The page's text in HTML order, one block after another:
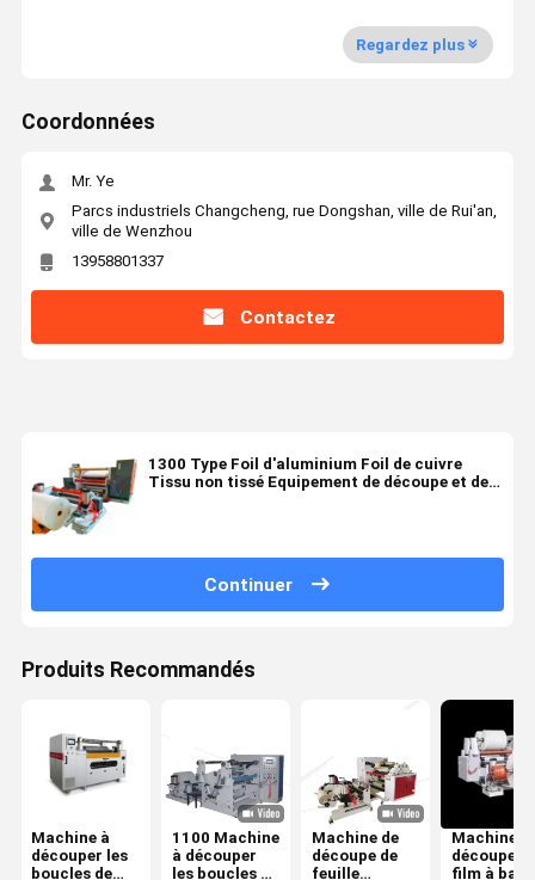
Regardez plus
Coordonnées
Mr. Ye
Parcs industriels Changcheng, rue Dongshan, ville de Rui'an,
ville de Wenzhou
13958801337
Contactez
1300 Type Foil d'aluminium Foil de cuivre
Tissu non tissé Equipement de découpe et de
Continuer
Produits Recommandés
Machine à
découper les
boucles de
1100 Machine
à découper
les boucles de
Machine de
découpe de
feuille
Machine
découpe
film à